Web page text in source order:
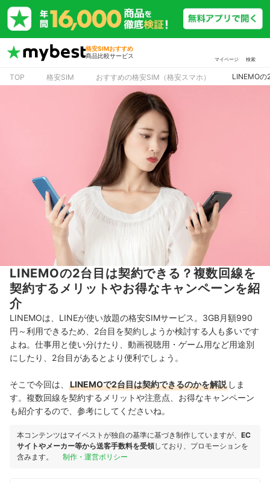
格安SIMおすすめ
商品比較サービス
マイページ 検索
TOP 格安SIM おすすめの格安SIM（格安スマホ） LINEMOの
LINEMOの2台目は契約できる？複数回線を
契約するメリットやお得なキャンペーンを紹
介
LINEMOは、LINEが使い放題の格安SIMサービス。3GB月額990
円～利用できるため、2台目を契約しようか検討する人も多いです
よね。仕事用と使い分けたり、動画視聴用・ゲーム用など用途別
にしたり、2台目があるとより便利でしょう。
そこで今回は、 LINEMOで2台目は契約できるのかを解説 しま
す。複数回線を契約するメリットや注意点、お得なキャンペーン
も紹介するので、参考にしてくださいね。
本コンテンツはマイベストが独自の基準に基づき制作していますが、 EC
サイトやメーカー等から送客手数料を受領しており、プロモーションを
含みます。
制作・運営ポリシー